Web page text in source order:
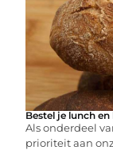
Bestel je lunch
Als onderdeel
prioriteit aan